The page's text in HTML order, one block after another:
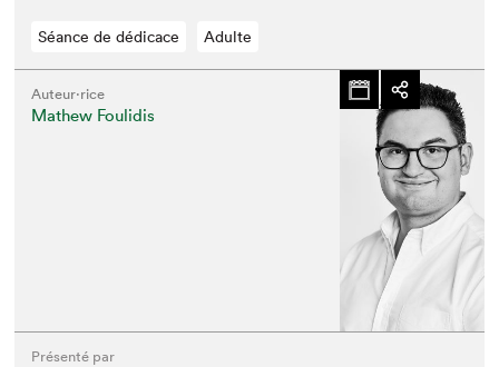
Séance de dédicace Adulte
Auteur·rice
Mathew Foulidis
Présenté par